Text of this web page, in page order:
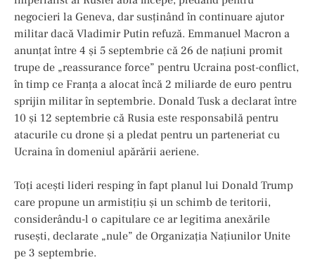
negocieri la Geneva, dar susținând în continuare ajutor
militar dacă Vladimir Putin refuză. Emmanuel Macron a
anunțat între 4 și 5 septembrie că 26 de națiuni promit
trupe de „reassurance force” pentru Ucraina post-conflict,
în timp ce Franța a alocat încă 2 miliarde de euro pentru
sprijin militar în septembrie. Donald Tusk a declarat între
10 și 12 septembrie că Rusia este responsabilă pentru
atacurile cu drone și a pledat pentru un parteneriat cu
Ucraina în domeniul apărării aeriene.
Toţi acești lideri resping în fapt planul lui Donald Trump
care propune un armistițiu și un schimb de teritorii,
considerându-l o capitulare ce ar legitima anexările
rusești, declarate „nule” de Organizația Națiunilor Unite
pe 3 septembrie.